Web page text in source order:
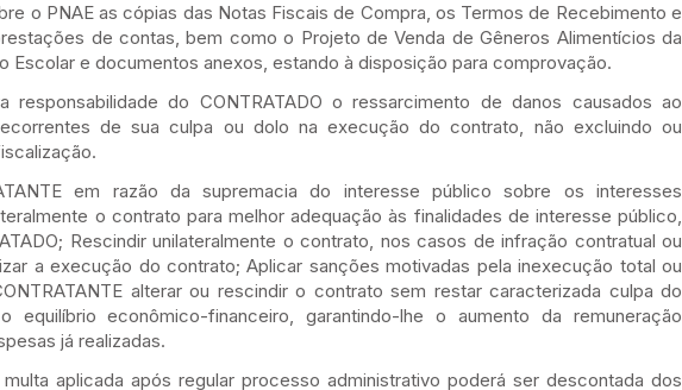
o PNAE as cópias das Notas Fiscais de Compra, os Termos de Recebimento e
de contas, bem como o Projeto de Venda de Gêneros Alimentícios da
Escolar e documentos anexos, estando à disposição para comprovação.
responsabilidade do CONTRATADO o ressarcimento de danos causados ao
de sua culpa ou dolo na execução do contrato, não excluindo ou
em razão da supremacia do interesse público sobre os interesses
o contrato para melhor adequação às finalidades de interesse público,
Rescindir unilateralmente o contrato, nos casos de infração contratual ou
a execução do contrato; Aplicar sanções motivadas pela inexecução total ou
alterar ou rescindir o contrato sem restar caracterizada culpa do
equilíbrio econômico-financeiro, garantindo-lhe o aumento da remuneração
já realizadas.
multa aplicada após regular processo administrativo poderá ser descontada dos